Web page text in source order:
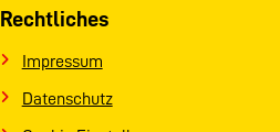
Rechtliches
Impressum
Datenschutz